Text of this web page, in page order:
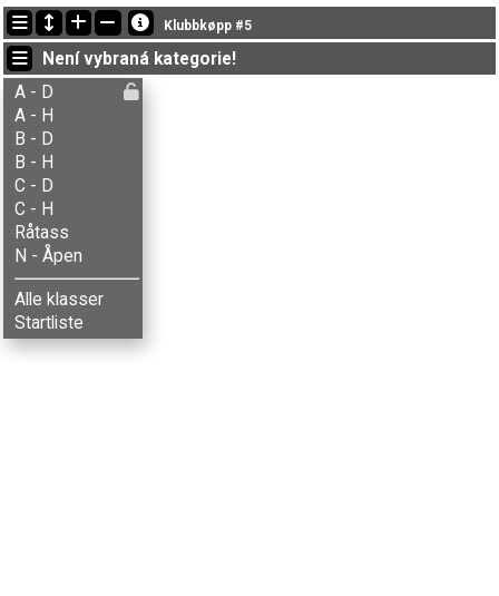
Nejnovější změny
19:28:36: Marianne R. Skjærstad (B - Damer) doběhl v čase 86:15 (6)
19:27:22: Sigurd Skaaden (A - Herrer) got new status: disq
19:15:47: Nina Smestad (A - Damer) doběhl v čase 60:38 (1)
Klubbkøpp #5
Není vybraná kategorie!
A - D
A - H
B - D
B - H
C - D
C - H
Råtass
N - Åpen
Alle klasser
Startliste